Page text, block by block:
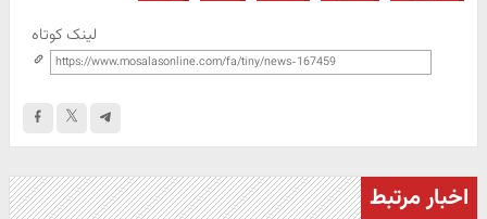
لینک کوتاه
اخبار مرتبط